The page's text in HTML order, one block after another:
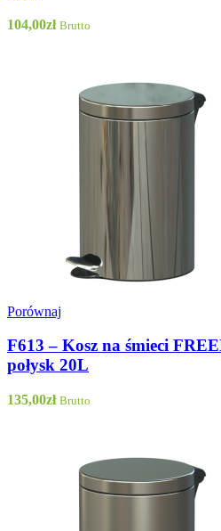
104,00zł Brutto
Porównaj
F613 – Kosz na śmieci
połysk 20L
135,00zł Brutto